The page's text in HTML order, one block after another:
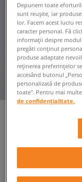
NEW ERA BLUZĂ
NEWSPAPER
bărbați, bluze
Depunem toate
sunt reușite, iar
lor. Facem acest lucru
caracter personal. Fă
informații despre
pregăti conținut
produse adaptate
reținerea preferințelor
accesând butonul
personalizată de
toate". Pentru mai
de confidențialitate.